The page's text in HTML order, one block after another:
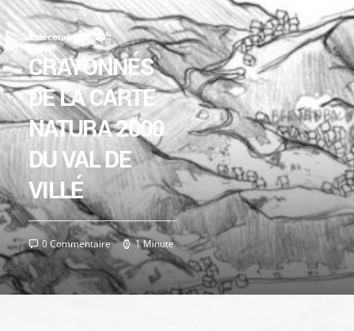
7 décembre 2020
CRAYONNÉS
DE LA CARTE
NATURA 2000
DU VAL DE
VILLÉ
0 Commentaire 1 Minute